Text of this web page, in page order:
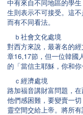
中有來自不同地區的學
生則表示不可接受。這
而有不同看法。
ｂ社會文化處境
對西方來說，最著名的
章16,17節，但一位韓國
的「當信主耶穌，你和
ｃ經濟處境
路加福音講財富問題，
他們感困難，要變賣一
靈空間交給上帝。將所